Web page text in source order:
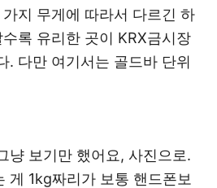
지 무게에 따라서 다르긴 하
록 유리한 곳이 KRX금시장
. 다만 여기서는 골드바 단위
냥 보기만 했어요, 사진으로.
게 1kg짜리가 보통 핸드폰보